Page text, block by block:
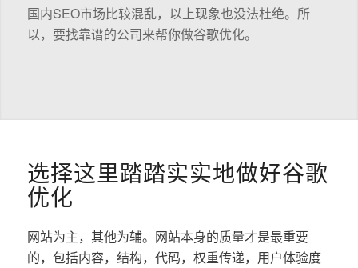
国内SEO市场比较混乱，以上现象也没法杜绝。所
以，要找靠谱的公司来帮你做谷歌优化。
选择这里踏踏实实地做好谷歌
优化
网站为主，其他为辅。网站本身的质量才是最重要
的，包括内容，结构，代码，权重传递，用户体验度